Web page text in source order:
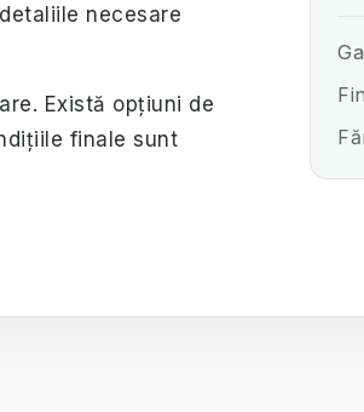
necesare
Există opțiuni de
finale sunt